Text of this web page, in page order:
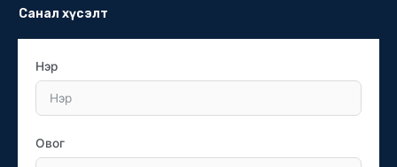
Санал хүсэлт
Нэр
Овог